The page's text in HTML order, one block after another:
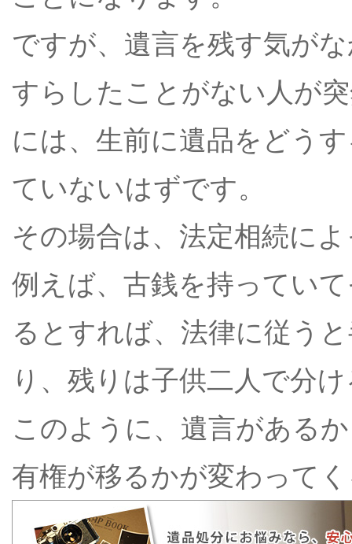
ですが、遺言を残す気が
すらしたことがない人が
には、生前に遺品をどう
ていないはずです。
その場合は、法定相続に
例えば、古銭を持ってい
るとすれば、法律に従う
り、残りは子供二人で分
このように、遺言がある
有権が移るかが変わって